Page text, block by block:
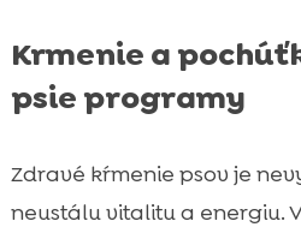
Krmenie a
psie programy
Zdravé kŕmenie psov je
neustálu vitalitu a energiu.